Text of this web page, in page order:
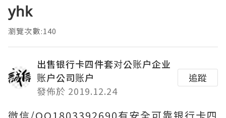
yhk
瀏覽次數:140
出售银行卡四件套对公账户企业
账户公司账户
發佈於 2019.12.24
追蹤